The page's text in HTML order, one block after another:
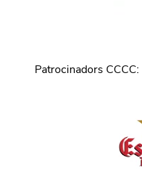
Patrocinadors CCCC: